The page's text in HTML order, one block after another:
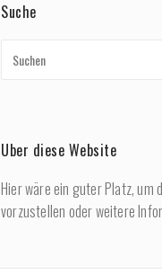
Suche
Über diese Website
Hier wäre ein guter Platz, um
vorzustellen oder weitere